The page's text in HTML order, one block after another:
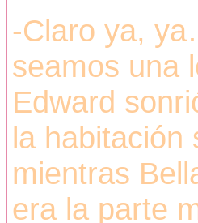
-Claro ya,
seamos una
Edward
la habitación
mientras
era la parte